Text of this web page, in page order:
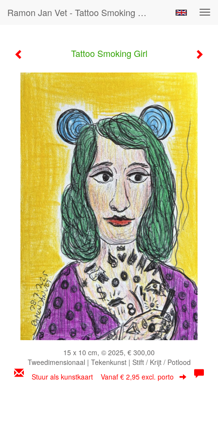
Ramon Jan Vet - Tattoo Smoking Girl
Tattoo Smoking Girl
15 x 10 cm, © 2025, € 300,00
Tweedimensionaal | Tekenkunst | Stift / Krijt / Potlood
Stuur als kunstkaart Vanaf € 2,95 excl. porto